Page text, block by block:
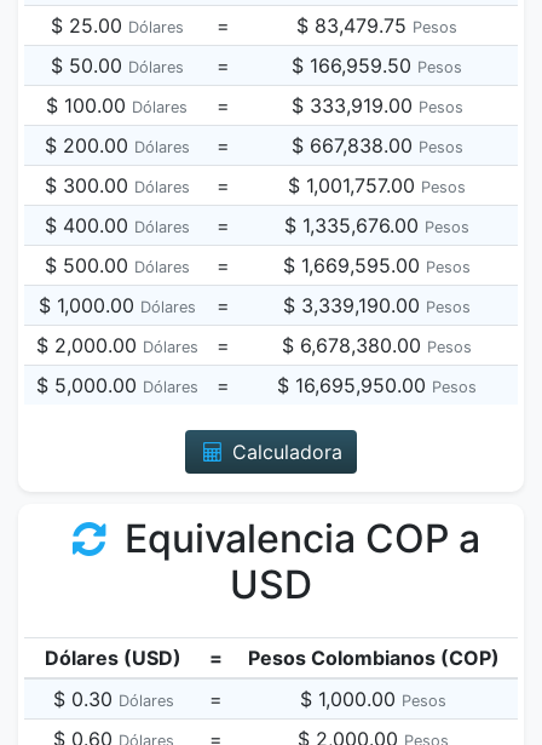
$ 25.00 Dólares = $ 83,479.75 Pesos
$ 50.00 Dólares = $ 166,959.50 Pesos
$ 100.00 Dólares = $ 333,919.00 Pesos
$ 200.00 Dólares = $ 667,838.00 Pesos
$ 300.00 Dólares = $ 1,001,757.00 Pesos
$ 400.00 Dólares = $ 1,335,676.00 Pesos
$ 500.00 Dólares = $ 1,669,595.00 Pesos
$ 1,000.00 Dólares = $ 3,339,190.00 Pesos
$ 2,000.00 Dólares = $ 6,678,380.00 Pesos
$ 5,000.00 Dólares = $ 16,695,950.00 Pesos
Calculadora
Equivalencia COP a
USD
Dólares (USD) =
Pesos Colombianos (COP)
$ 0.30 Dólares = $ 1,000.00 Pesos
$ 0.60 Dólares = $ 2,000.00 Pesos